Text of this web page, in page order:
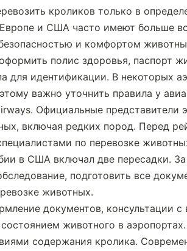
кроликов только в
и США часто имеют больше
и комфортом
полис здоровья, паспорт
для идентификации. В некоторых
важно уточнить правила у
Официальные представители
включая редких пород. Перед
по перевозке
в США включал две пересадки.
подготовить все
животных.
документов, консультации с
животного в
содержания кролика.